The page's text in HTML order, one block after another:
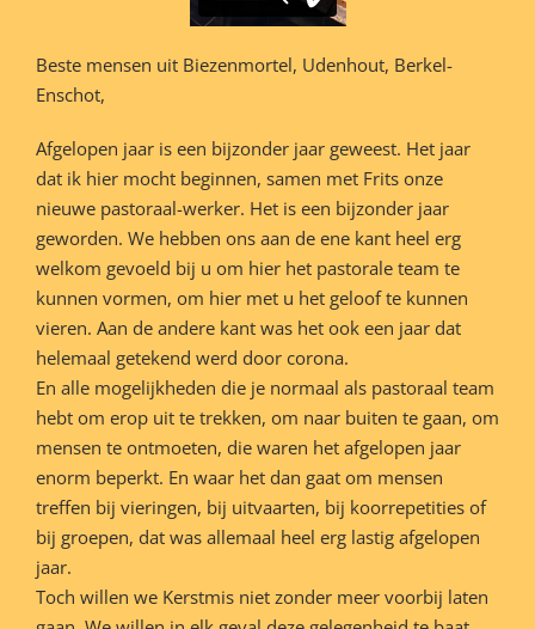
Beste mensen uit Biezenmortel, Udenhout, Berkel-
Enschot,
Afgelopen jaar is een bijzonder jaar geweest. Het jaar
dat ik hier mocht beginnen, samen met Frits onze
nieuwe pastoraal-werker. Het is een bijzonder jaar
geworden. We hebben ons aan de ene kant heel erg
welkom gevoeld bij u om hier het pastorale team te
kunnen vormen, om hier met u het geloof te kunnen
vieren. Aan de andere kant was het ook een jaar dat
helemaal getekend werd door corona.
En alle mogelijkheden die je normaal als pastoraal team
hebt om erop uit te trekken, om naar buiten te gaan, om
mensen te ontmoeten, die waren het afgelopen jaar
enorm beperkt. En waar het dan gaat om mensen
treffen bij vieringen, bij uitvaarten, bij koorrepetities of
bij groepen, dat was allemaal heel erg lastig afgelopen
jaar.
Toch willen we Kerstmis niet zonder meer voorbij laten